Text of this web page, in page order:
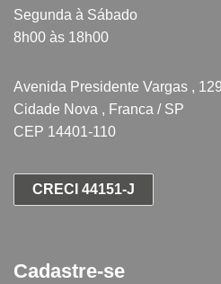
Segunda à Sábado
8h00 às 18h00
Avenida Presidente Vargas ,
Cidade Nova , Franca / SP
CEP 14401-110
CRECI 44151-J
Cadastre-se